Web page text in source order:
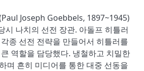
Joseph Goebbels, 1897~1945)
시 나치의 선전 장관. 아돌프 히틀러
종 선전 전략을 만들어서 히틀러를
역할을 담당했다. 냉철하고 치밀한
며 흔히 미디어를 통한 대중 선동을